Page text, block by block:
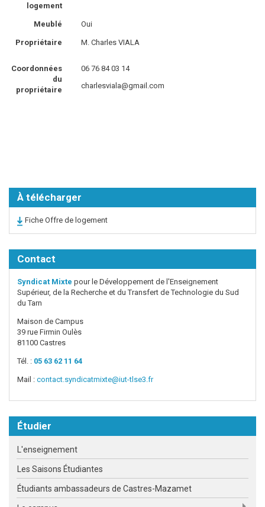
Étudier
L'enseignement
Les Saisons Étudiantes
Étudiants ambassadeurs de Castres-Mazamet
À télécharger
Fiche Offre de logement
Contact
Syndicat Mixte pour le Développement de l'Enseignement
Supérieur, de la Recherche et du Transfert de Technologie du Sud
du Tarn
Maison de Campus
39 rue Firmin Oulès
81100 Castres
Tél. : 05 63 62 11 64
Mail : contact.syndicatmixte@iut-tlse3.fr
logement
Meublé Oui
Propriétaire M. Charles VIALA
Coordonnées
du
propriétaire
06 76 84 03 14
charlesviala@gmail.com